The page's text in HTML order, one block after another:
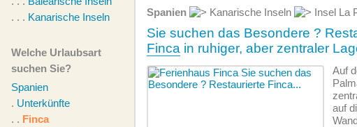
. . . Kanarische Inseln
Welche Urlaubsart
suchen Sie?
Spanien
. Unterkünfte
. . Finca
Spanien Kanarische Inseln Insel La
Sie suchen das Besondere ?
Finca in ruhiger, aber zentraler
Auf
auf